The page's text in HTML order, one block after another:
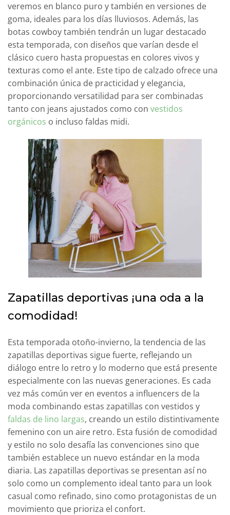
veremos en blanco puro y también en versiones de
goma, ideales para los días lluviosos. Además, las
botas cowboy también tendrán un lugar destacado
esta temporada, con diseños que varían desde el
clásico cuero hasta propuestas en colores vivos y
texturas como el ante. Este tipo de calzado ofrece una
combinación única de practicidad y elegancia,
proporcionando versatilidad para ser combinadas
tanto con jeans ajustados como con vestidos
orgánicos o incluso faldas midi.
Zapatillas deportivas ¡una oda a la
comodidad!
Esta temporada otoño-invierno, la tendencia de las
zapatillas deportivas sigue fuerte, reflejando un
diálogo entre lo retro y lo moderno que está presente
especialmente con las nuevas generaciones. Es cada
vez más común ver en eventos a influencers de la
moda combinando estas zapatillas con vestidos y
faldas de lino largas, creando un estilo distintivamente
femenino con un aire retro. Esta fusión de comodidad
y estilo no solo desafía las convenciones sino que
también establece un nuevo estándar en la moda
diaria. Las zapatillas deportivas se presentan así no
solo como un complemento ideal tanto para un look
casual como refinado, sino como protagonistas de un
movimiento que prioriza el confort.